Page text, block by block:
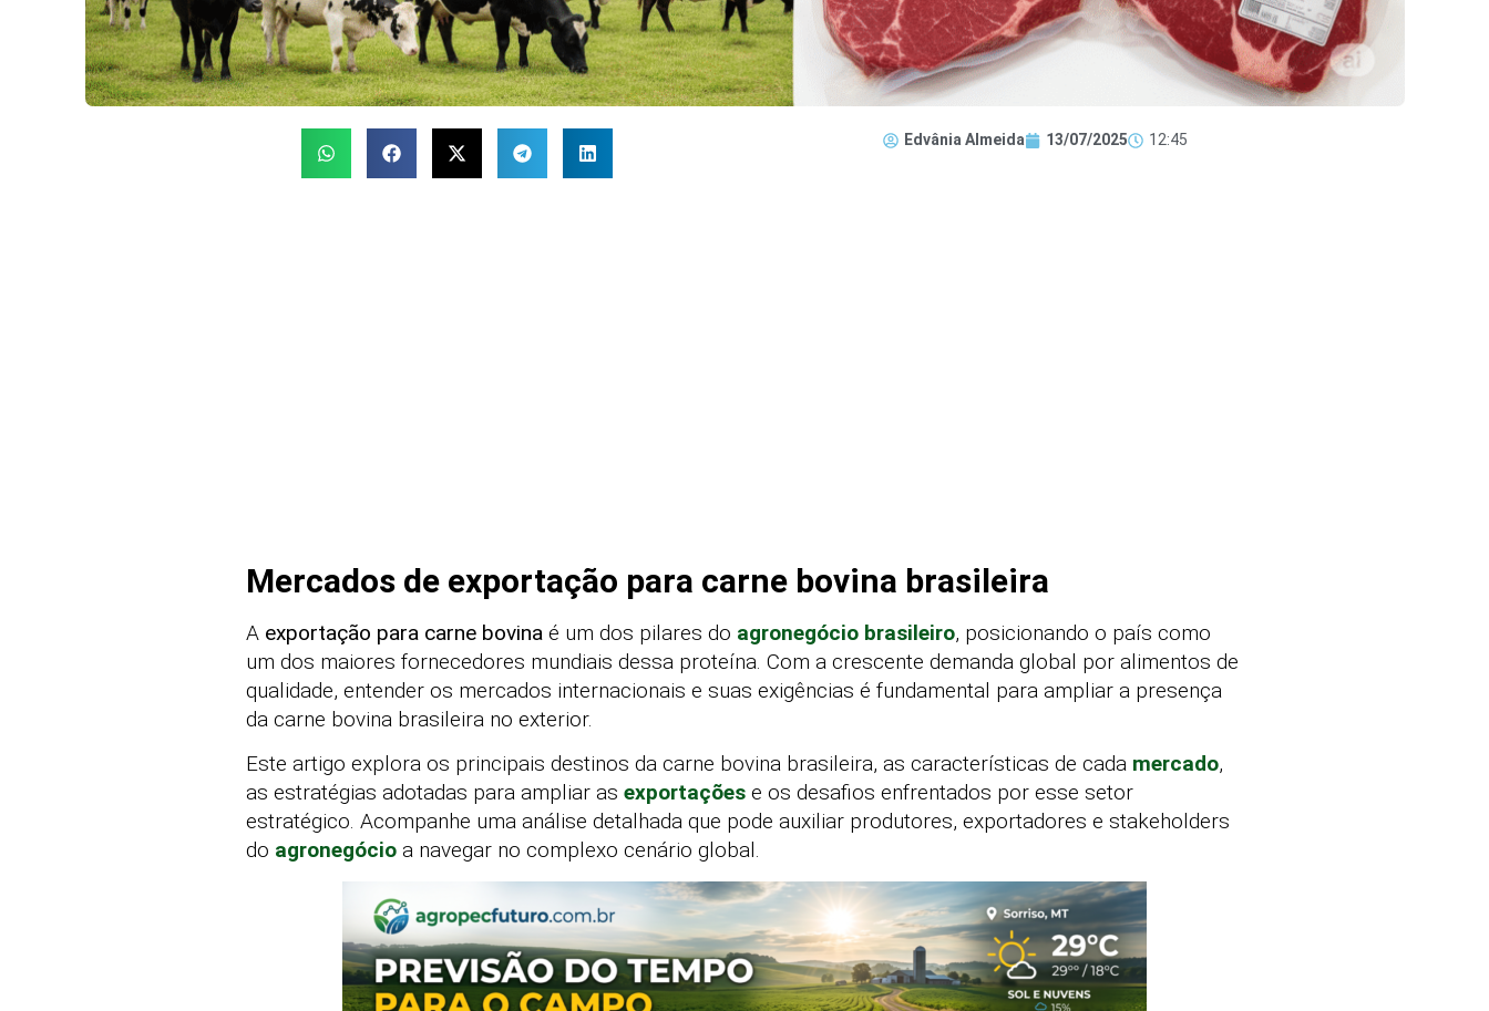
Edvânia Almeida 13/07/2025 12:45
Mercados de exportação para carne bovina brasileira
A exportação para carne bovina é um dos pilares do agronegócio brasileiro, posicionando o país como
um dos maiores fornecedores mundiais dessa proteína. Com a crescente demanda global por alimentos de
qualidade, entender os mercados internacionais e suas exigências é fundamental para ampliar a presença
da carne bovina brasileira no exterior.
Este artigo explora os principais destinos da carne bovina brasileira, as características de cada mercado,
as estratégias adotadas para ampliar as exportações e os desafios enfrentados por esse setor
estratégico. Acompanhe uma análise detalhada que pode auxiliar produtores, exportadores e stakeholders
do agronegócio a navegar no complexo cenário global.